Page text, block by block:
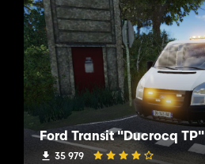
Ford Transit "Ducrocq TP"
35 979